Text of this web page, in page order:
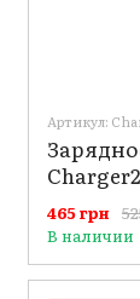
Артикул:
465 грн
В наличии